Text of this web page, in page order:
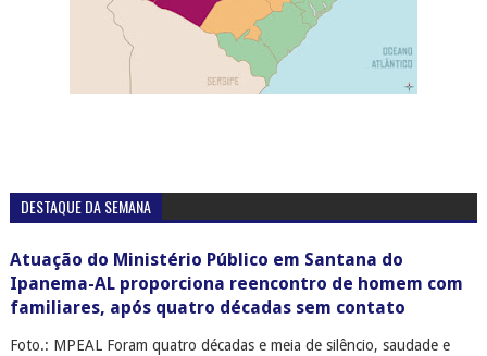
DESTAQUE DA SEMANA
Atuação do Ministério Público em Santana do
Ipanema-AL proporciona reencontro de homem com
familiares, após quatro décadas sem contato
Foto.: MPEAL Foram quatro décadas e meia de silêncio, saudade e